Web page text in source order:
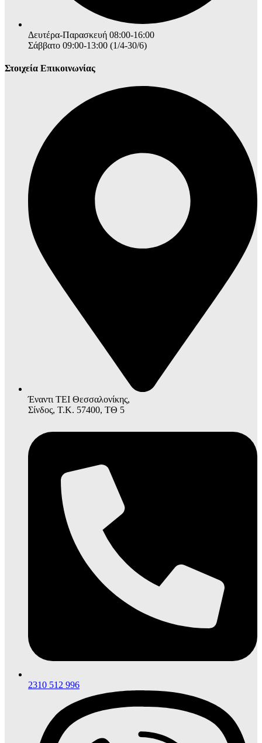
Δευτέρα-Παρασκευή 08:00-16:00
Σάββατο 09:00-13:00 (1/4-30/6)
Στοιχεία Επικοινωνίας
Έναντι ΤΕΙ Θεσσαλονίκης,
Σίνδος, Τ.Κ. 57400, ΤΘ 5
2310 512 996